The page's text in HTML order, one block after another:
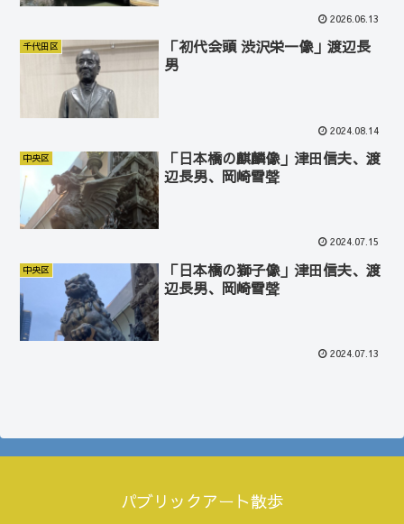
2026.06.13
千代田区
「初代会頭 渋沢栄一像」渡辺長
男
2024.08.14
中央区
「日本橋の麒麟像」津田信夫、渡
辺長男、岡崎雪聲
2024.07.15
中央区
「日本橋の獅子像」津田信夫、渡
辺長男、岡崎雪聲
2024.07.13
パブリックアート散歩